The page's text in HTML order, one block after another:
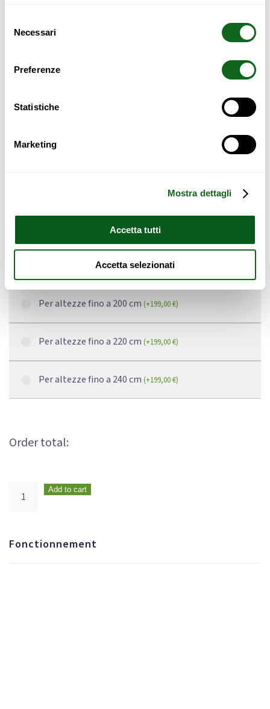
delNecessari
Preferenze
Statistiche
Marketing
Mostra dettagli
Accetta tutti
Accetta selezionati
Dimensioni
Per altezze fino a 120 cm
Per altezze fino a 160 cm
Per altezze fino a 180 cm(+199,00€
Per altezze fino a 200 cm (+199,00€)
Per altezze fino a 220 cm (+199,00€)
Per altezze fino a 240 cm (+199,00€)
Order total:
Add to cart
Fonctionnement